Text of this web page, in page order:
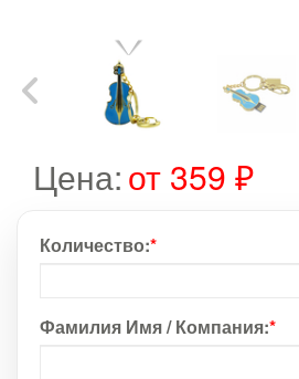
Цена:от 359 ₽
Количество:*
Фамилия Имя / Компания:*